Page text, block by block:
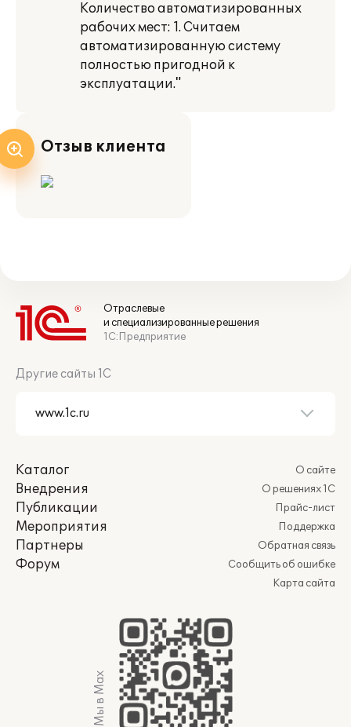
Количество автоматизированных
рабочих мест: 1. Считаем
автоматизированную систему
полностью пригодной к
эксплуатации."
Отзыв клиента
Отраслевые
и специализированные решения
1С:Предприятие
Другие сайты 1С
Каталог
Внедрения
Публикации
Мероприятия
Партнеры
Форум
О сайте
О решениях 1С
Прайс-лист
Поддержка
Обратная связь
Сообщить об ошибке
Карта сайта
Мы в Max